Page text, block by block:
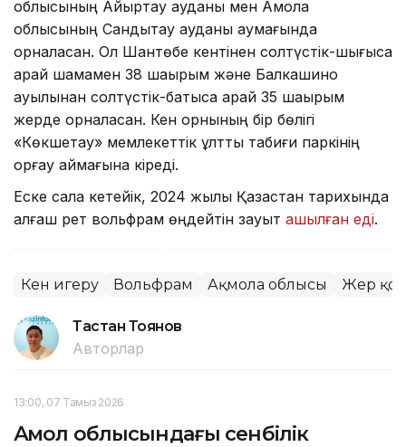
облысының Айыртау ауданы мен Ақмола
облысының Сандықтау ауданы аумағында
орналасқан. Ол Шантөбе кентінен солтүстік-шығысқа
қарай шамамен 38 шақырым және Балкашино
ауылынан солтүстік-батысқа қарай 35 шақырым
жерде орналасқан. Кен орнының бір бөлігі
«Көкшетау» мемлекеттік ұлттық табиғи паркінің
қорғау аймағына кіреді.
Еске сала кетейік, 2024 жылы Қазақстан тарихында
алғаш рет вольфрам өңдейтін зауыт ашылған еді.
Кен игеру Вольфрам Ақмола облысы Жер
Тастан Тоянов
Авторлар
13:00, 07 Тамыз 2026
Ақмол облысындағы сенбілік